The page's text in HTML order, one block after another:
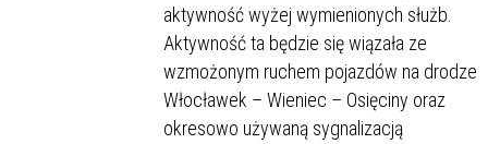
aktywność wyżej wymienionych służb.
Aktywność ta będzie się wiązała ze
wzmożonym ruchem pojazdów na drodze
Włocławek – Wieniec – Osięciny oraz
okresowo używaną sygnalizacją